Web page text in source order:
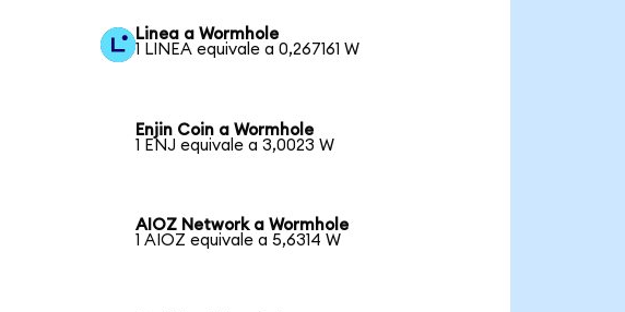
Linea a Wormhole
1 LINEA equivale a 0,267161 W
Enjin Coin a Wormhole
1 ENJ equivale a 3,0023 W
AIOZ Network a Wormhole
1 AIOZ equivale a 5,6314 W